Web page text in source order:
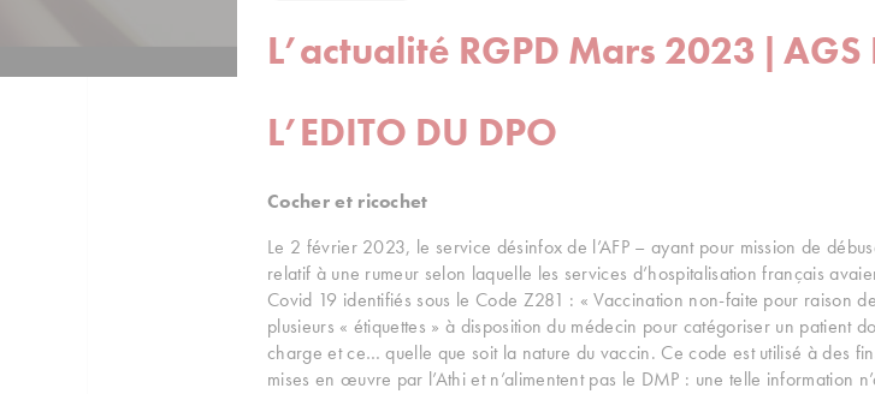
L’actualité RGPD Mars 2023 |
L’EDITO DU DPO
Cocher et ricochet
Le 2 février 2023, le service désinfox de l’AFP – ayant pour mission de
relatif à une rumeur selon laquelle les services d’hospitalisation français
Covid 19 identifiés sous le Code Z281 : « Vaccination non-faite pour raison
plusieurs « étiquettes » à disposition du médecin pour catégoriser un patient
charge et ce… quelle que soit la nature du vaccin. Ce code est utilisé à des
mises en œuvre par l’Athi et n’alimentent pas le DMP : une telle information